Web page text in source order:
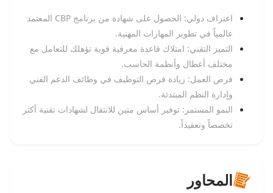
اعتراف دولي: الحصول على شهادة من برنامج CBP المعتمد
عالمياً في تطوير المهارات المهنية.
التميز التقني: امتلاك قاعدة معرفية قوية تؤهلك للتعامل مع
مختلف أعطال وأنظمة الحاسب.
فرص العمل: زيادة فرص التوظيف في وظائف الدعم الفني
وإدارة النظم المبتدئة.
النمو المستمر: توفير أساس متين للانتقال لشهادات تقنية أكثر
تخصصاً وتعقيداً.
المحاور